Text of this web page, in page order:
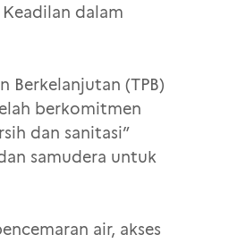
dalam
Berkelanjutan (TPB)
berkomitmen
dan sanitasi”
samudera untuk
air, akses